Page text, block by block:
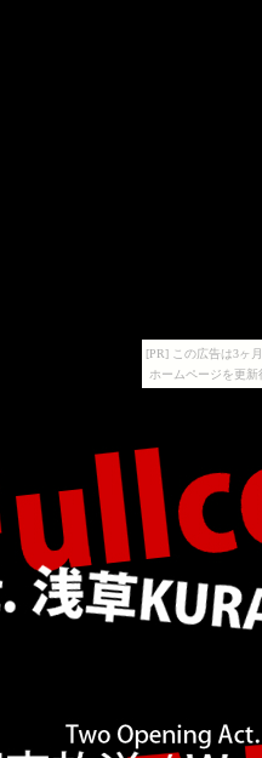
[PR] この広告は3ヶ
ホームページを更